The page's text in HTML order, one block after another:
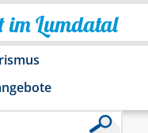
im Lumdatal